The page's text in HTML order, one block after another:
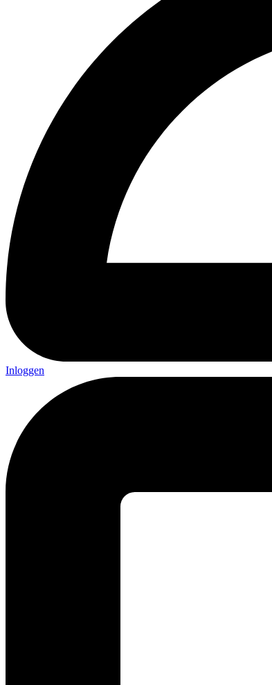
Inloggen